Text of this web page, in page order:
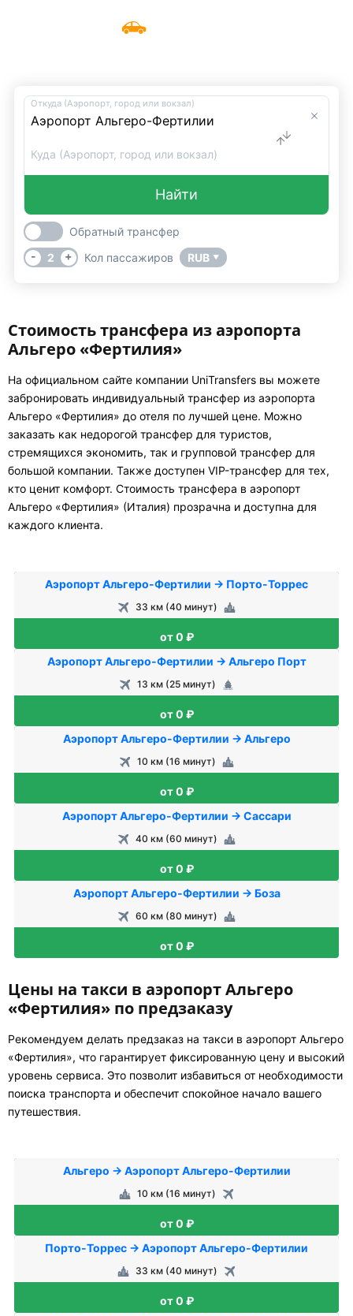
Такси из аэропорта Альгеро
«Фертилия»
Откуда (Аэропорт, город или вокзал)
Куда (Аэропорт, город или вокзал)
Найти
Обратный трансфер
-
2 + Кол пассажиров RUB ▼
Стоимость трансфера из аэропорта
Альгеро «Фертилия»
На официальном сайте компании UniTransfers вы можете
забронировать индивидуальный трансфер из аэропорта
Альгеро «Фертилия» до отеля по лучшей цене. Можно
заказать как недорогой трансфер для туристов,
стремящихся экономить, так и групповой трансфер для
большой компании. Также доступен VIP-трансфер для тех,
кто ценит комфорт. Стоимость трансфера в аэропорт
Альгеро «Фертилия» (Италия) прозрачна и доступна для
каждого клиента.
Аэропорт Альгеро-Фертилии → Порто-Торрес
33 км (40 минут)
от 0 ₽
Аэропорт Альгеро-Фертилии → Альгеро Порт
13 км (25 минут)
от 0 ₽
Аэропорт Альгеро-Фертилии → Альгеро
10 км (16 минут)
от 0 ₽
Аэропорт Альгеро-Фертилии → Сассари
40 км (60 минут)
от 0 ₽
Аэропорт Альгеро-Фертилии → Боза
60 км (80 минут)
от 0 ₽
Цены на такси в аэропорт Альгеро
«Фертилия» по предзаказу
Рекомендуем делать предзаказ на такси в аэропорт Альгеро
«Фертилия», что гарантирует фиксированную цену и высокий
уровень сервиса. Это позволит избавиться от необходимости
поиска транспорта и обеспечит спокойное начало вашего
путешествия.
Альгеро → Аэропорт Альгеро-Фертилии
10 км (16 минут)
от 0 ₽
Порто-Торрес → Аэропорт Альгеро-Фертилии
33 км (40 минут)
от 0 ₽